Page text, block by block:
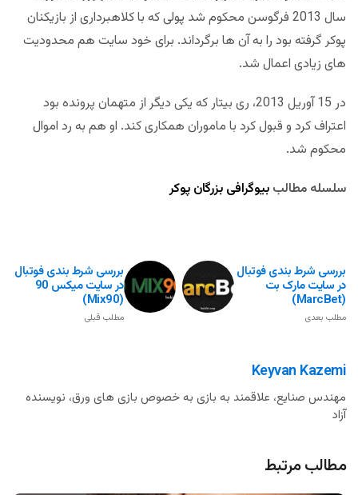
سال 2013 فرگوسن محکوم شد پولی که با کلاهبرداری از بازیکنان
پوکر گرفته بود را به آن ها برگرداند. برای خود سایت هم محدودیت
های زیادی اعمال شد.
در 15 آوریل 2013، ری بیتار که یکی دیگر از متهمان پرونده بود
اعتراف کرد و قبول کرد با ماموران همکاری کند. او هم به رد اموال
محکوم شد.
سلسله مطالب بیوگرافی بزرگان پوکر
بررسی شرط بندی فوتبال
در سایت میکس 90
(Mix90)
مطلب قبلی
بررسی شرط بندی فوتبال
در سایت مارک بت
(MarcBet)
مطلب بعدی
Keyvan Kazemi
مهندس صنایع، علاقمند به بازی به خصوص بازی های ورق، نویسنده
آزاد
مطالب مرتبط